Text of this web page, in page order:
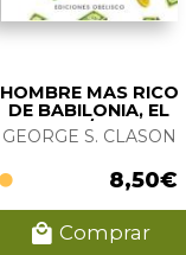
HOMBRE MAS RICO
DE BABILONIA, EL
(N/E)
GEORGE S. CLASON
8,50€
Comprar